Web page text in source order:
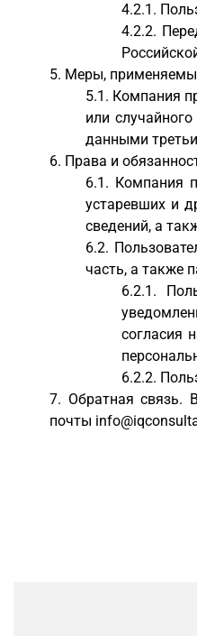
Меры,
Компания
или
данными
Права и
Компания
устаревших и
сведений, а
часть, а также
согласия
Обратная связь.
почты